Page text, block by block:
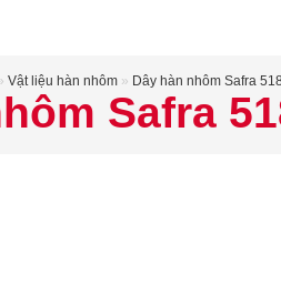
Vật liệu hàn nhôm » Dây hàn nhôm Safra
Safra